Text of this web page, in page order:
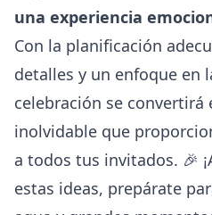
una experiencia
Con la planificación
detalles y un enfoque en
celebración se convertirá
inolvidable que
a todos tus invitados. 🎉
estas ideas, prepárate